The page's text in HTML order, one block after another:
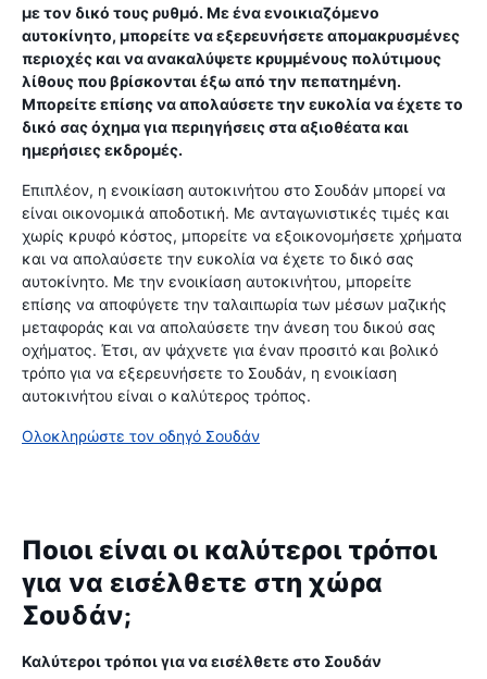
με τον δικό τους ρυθμό. Με ένα ενοικιαζόμενο
αυτοκίνητο, μπορείτε να εξερευνήσετε απομακρυσμένες
περιοχές και να ανακαλύψετε κρυμμένους πολύτιμους
λίθους που βρίσκονται έξω από την πεπατημένη.
Μπορείτε επίσης να απολαύσετε την ευκολία να έχετε το
δικό σας όχημα για περιηγήσεις στα αξιοθέατα και
ημερήσιες εκδρομές.
Επιπλέον, η ενοικίαση αυτοκινήτου στο Σουδάν μπορεί να
είναι οικονομικά αποδοτική. Με ανταγωνιστικές τιμές και
χωρίς κρυφό κόστος, μπορείτε να εξοικονομήσετε χρήματα
και να απολαύσετε την ευκολία να έχετε το δικό σας
αυτοκίνητο. Με την ενοικίαση αυτοκινήτου, μπορείτε
επίσης να αποφύγετε την ταλαιπωρία των μέσων μαζικής
μεταφοράς και να απολαύσετε την άνεση του δικού σας
οχήματος. Έτσι, αν ψάχνετε για έναν προσιτό και βολικό
τρόπο για να εξερευνήσετε το Σουδάν, η ενοικίαση
αυτοκινήτου είναι ο καλύτερος τρόπος.
Ολοκληρώστε τον οδηγό Σουδάν
Ποιοι είναι οι καλύτεροι τρόποι
για να εισέλθετε στη χώρα
Σουδάν;
Καλύτεροι τρόποι για να εισέλθετε στο Σουδάν